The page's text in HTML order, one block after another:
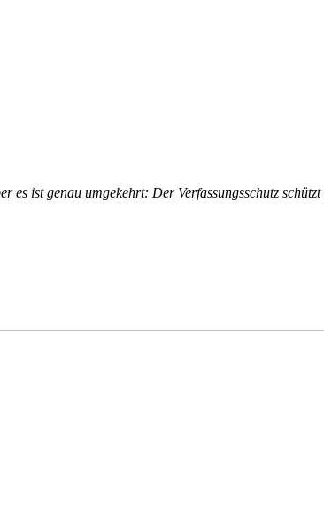
es ist ge­nau um­ge­kehrt: Der Ver­fas­­sungs­­­schutz